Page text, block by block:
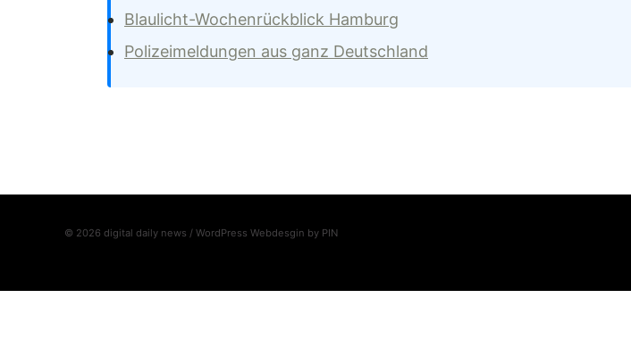
Blaulicht-Wochenrückblick Hamburg
Polizeimeldungen aus ganz Deutschland
© 2026 digital daily news / WordPress Webdesgin by PIN